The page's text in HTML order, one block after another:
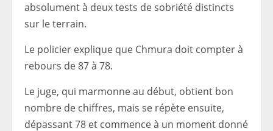
absolument à deux tests de sobriété distincts
sur le terrain.
Le policier explique que Chmura doit compter à
rebours de 87 à 78.
Le juge, qui marmonne au début, obtient bon
nombre de chiffres, mais se répète ensuite,
dépassant 78 et commence à un moment donné